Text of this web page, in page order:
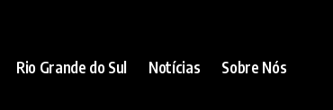
Rio Grande do Sul Notícias Sobre Nós